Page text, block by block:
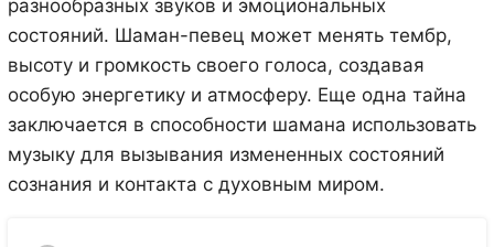
разнообразных звуков и эмоциональных
состояний. Шаман-певец может менять тембр,
высоту и громкость своего голоса, создавая
особую энергетику и атмосферу. Еще одна тайна
заключается в способности шамана использовать
музыку для вызывания измененных состояний
сознания и контакта с духовным миром.